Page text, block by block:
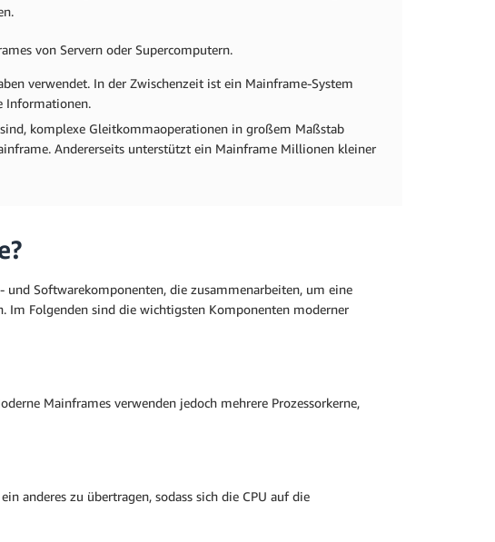
von Servern oder Supercomputern.
verwendet. In der Zwischenzeit ist ein Mainframe-System
Informationen.
komplexe Gleitkommaoperationen in großem Maßstab
Andererseits unterstützt ein Mainframe Millionen kleiner
Softwarekomponenten, die zusammenarbeiten, um eine
Im Folgenden sind die wichtigsten Komponenten moderner
Mainframes verwenden jedoch mehrere Prozessorkerne,
anderes zu übertragen, sodass sich die CPU auf die